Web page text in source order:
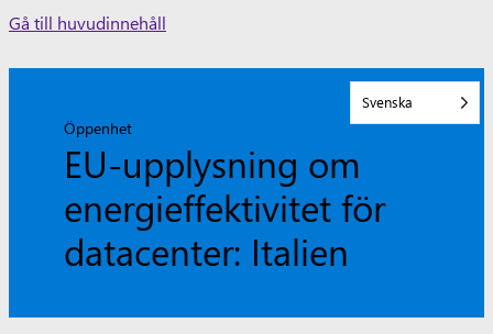
Skip
content
Gå till huvudinnehåll
Svenska
Öppenhet
EU-upplysning om
energieffektivitet för
datacenter: Italien